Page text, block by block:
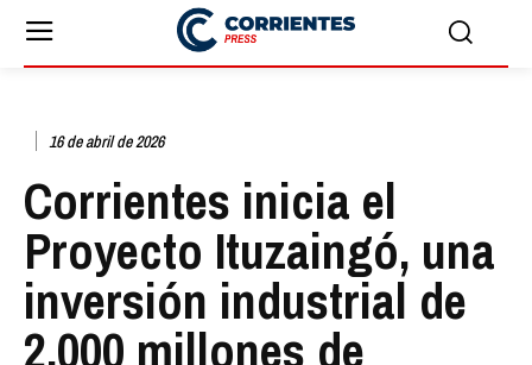
16 de abril de 2026
Corrientes inicia el
Proyecto Ituzaingó, una
inversión industrial de
2.000 millones de